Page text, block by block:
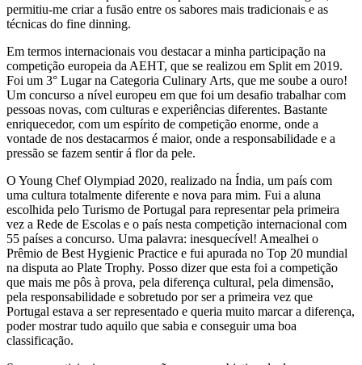
permitiu-me criar a fusão entre os sabores mais tradicionais e as
técnicas do fine dinning.
Em termos internacionais vou destacar a minha participação na
competição europeia da AEHT, que se realizou em Split em 2019.
Foi um 3° Lugar na Categoria Culinary Arts, que me soube a ouro!
Um concurso a nível europeu em que foi um desafio trabalhar com
pessoas novas, com culturas e experiências diferentes. Bastante
enriquecedor, com um espírito de competição enorme, onde a
vontade de nos destacarmos é maior, onde a responsabilidade e a
pressão se fazem sentir á flor da pele.
O Young Chef Olympiad 2020, realizado na Índia, um país com
uma cultura totalmente diferente e nova para mim. Fui a aluna
escolhida pelo Turismo de Portugal para representar pela primeira
vez a Rede de Escolas e o país nesta competição internacional com
55 países a concurso. Uma palavra: inesquecível! Amealhei o
Prêmio de Best Hygienic Practice e fui apurada no Top 20 mundial
na disputa ao Plate Trophy. Posso dizer que esta foi a competição
que mais me pôs à prova, pela diferença cultural, pela dimensão,
pela responsabilidade e sobretudo por ser a primeira vez que
Portugal estava a ser representado e queria muito marcar a diferença,
poder mostrar tudo aquilo que sabia e conseguir uma boa
classificação.